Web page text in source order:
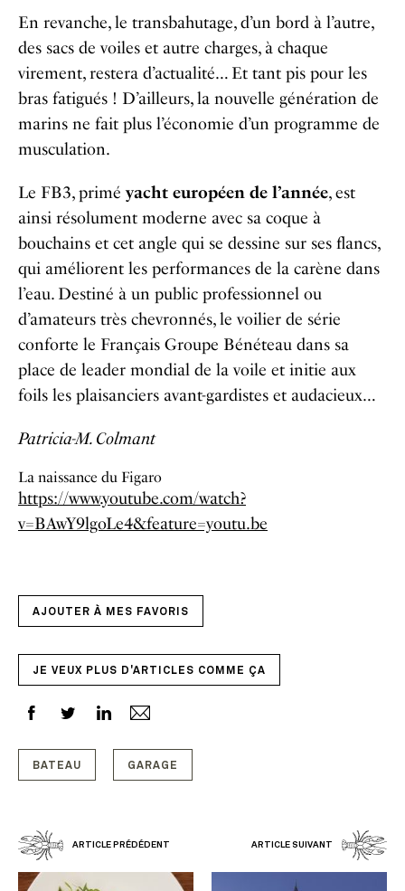
En revanche, le transbahutage, d’un bord à l’autre,
des sacs de voiles et autre charges, à chaque
virement, restera d’actualité… Et tant pis pour les
bras fatigués ! D’ailleurs, la nouvelle génération de
marins ne fait plus l’économie d’un programme de
musculation.
Le FB3, priméyacht européen de l’année, est
ainsi résolument moderne avec sa coque à
bouchains et cet angle qui se dessine sur ses flancs,
qui améliorent les performances de la carène dans
l’eau. Destiné à un public professionnel ou
d’amateurs très chevronnés, le voilier de série
conforte le Français Groupe Bénéteau dans sa
place de leader mondial de la voile et initie aux
foils les plaisanciers avant-gardistes et audacieux…
Patricia-M. Colmant
La naissance du Figaro
https://www.youtube.com/watch?
v=BAwY9lgoLe4&feature=youtu.be
AJOUTER À MES FAVORIS
JE VEUX PLUS D'ARTICLES COMME ÇA
BATEAU GARAGE
ARTICLE PRÉDÉDENT ARTICLE SUIVANT